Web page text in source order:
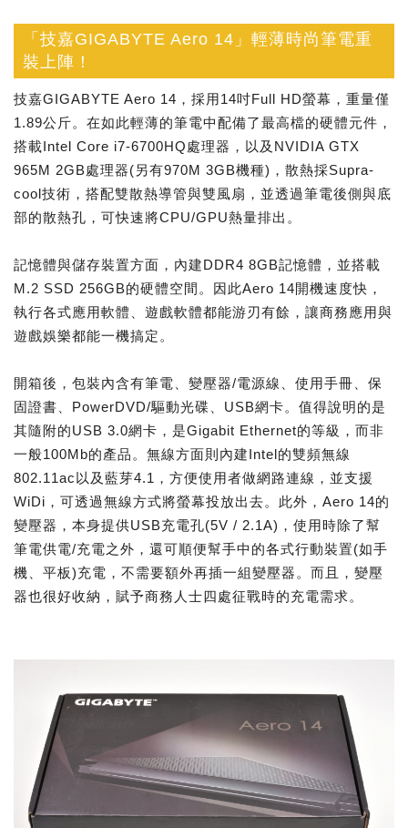
「技嘉GIGABYTE Aero 14」輕薄時尚筆電重
裝上陣！
技嘉GIGABYTE Aero 14，採用14吋Full HD螢幕，重量僅
1.89公斤。在如此輕薄的筆電中配備了最高檔的硬體元件，
搭載Intel Core i7-6700HQ處理器，以及NVIDIA GTX
965M 2GB處理器(另有970M 3GB機種)，散熱採Supra-
cool技術，搭配雙散熱導管與雙風扇，並透過筆電後側與底
部的散熱孔，可快速將CPU/GPU熱量排出。
記憶體與儲存裝置方面，內建DDR4 8GB記憶體，並搭載
M.2 SSD 256GB的硬體空間。因此Aero 14開機速度快，
執行各式應用軟體、遊戲軟體都能游刃有餘，讓商務應用與
遊戲娛樂都能一機搞定。
開箱後，包裝內含有筆電、變壓器/電源線、使用手冊、保
固證書、PowerDVD/驅動光碟、USB網卡。值得說明的是
其隨附的USB 3.0網卡，是Gigabit Ethernet的等級，而非
一般100Mb的產品。無線方面則內建Intel的雙頻無線
802.11ac以及藍芽4.1，方便使用者做網路連線，並支援
WiDi，可透過無線方式將螢幕投放出去。此外，Aero 14的
變壓器，本身提供USB充電孔(5V / 2.1A)，使用時除了幫
筆電供電/充電之外，還可順便幫手中的各式行動裝置(如手
機、平板)充電，不需要額外再插一組變壓器。而且，變壓
器也很好收納，賦予商務人士四處征戰時的充電需求。